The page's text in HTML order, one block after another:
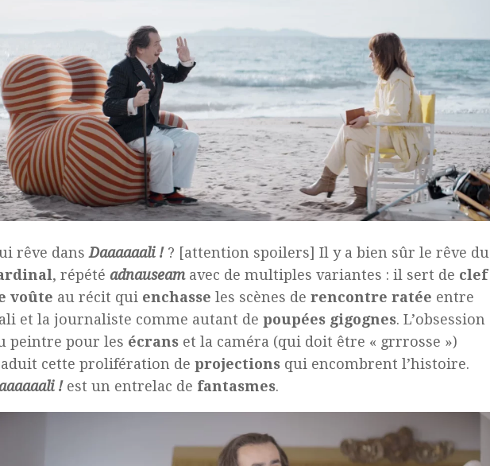
rêve dansDaaaaaali ! ? [attention spoilers] Il y a bien sûr le rêve du
, répété adnauseamavec de multiples variantes : il sert de clef
voûte au récit qui enchasse les scènes de rencontre ratée entre
et la journaliste comme autant de poupées gigognes. L’obsession
peintre pour les écrans et la caméra (qui doit être « grrrosse »)
cette prolifération de projections qui encombrent l’histoire.
!est un entrelac de fantasmes.